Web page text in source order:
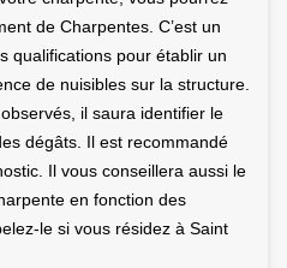
de Charpentes. C’est un
qualifications pour établir un
de nuisibles sur la structure.
il saura identifier le
dégâts. Il est recommandé
Il vous conseillera aussi le
en fonction des
le si vous résidez à Saint